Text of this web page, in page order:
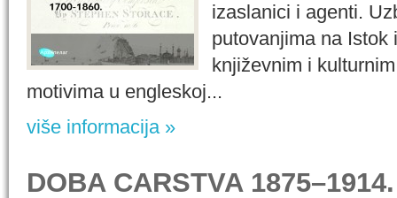
izaslanici i agenti.
putovanjima na Istok
književnim i
motivima u engleskoj...
više informacija »
DOBA CARSTVA 1875–1914.